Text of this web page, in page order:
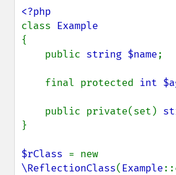
class
{
    public
string $name;
    final protected
int
    public private(set)
}
$rClass
\ReflectionClass( Example